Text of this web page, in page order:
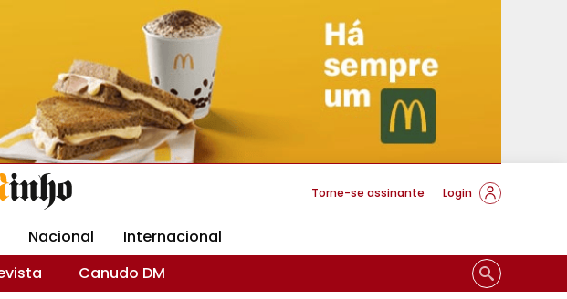
DM Arquidiocese Braga
Torne-se assinante Login
Nacional
Internacional
Canudo DM